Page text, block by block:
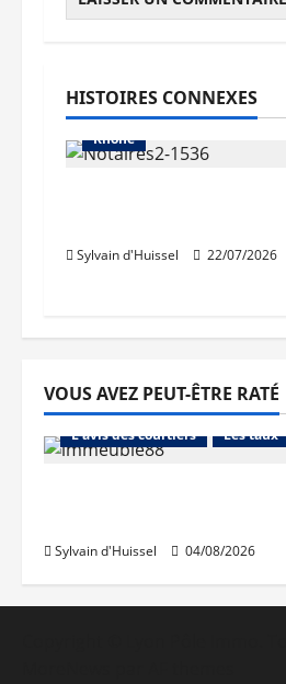
HISTOIRES CONNEXES
Les prix
Métropole de Lyon
Rhône
Sylvain d'Huissel 22/07/2026
VOUS AVEZ PEUT-ÊTRE RATÉ
Abonnés
Financement
L'avis des courtiers
Les taux
Sylvain d'Huissel 04/08/2026